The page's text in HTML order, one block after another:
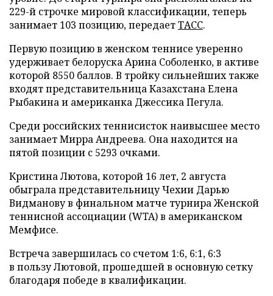
229-й строчке мировой классификации, теперь
занимает 103 позицию, передаетТАСС.
Первую позицию в женском теннисе уверенно
удерживает белоруска Арина Соболенко, в активе
которой 8550 баллов. В тройку сильнейших также
входят представительница Казахстана Елена
Рыбакина и американка Джессика Пегула.
Среди российских теннисисток наивысшее место
занимает Мирра Андреева. Она находится на
пятой позиции с 5293 очками.
Кристина Лютова, которой 16 лет, 2 августа
обыграла представительницу Чехии Дарью
Видманову в финальном матче турнира Женской
теннисной ассоциации (WTA) в американском
Мемфисе.
Встреча завершилась со счетом 1:6, 6:1, 6:3
в пользу Лютовой, прошедшей в основную сетку
благодаря победе в квалификации.